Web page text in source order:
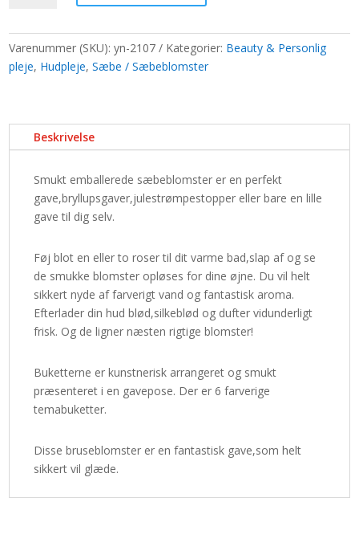
-
rød
Varenummer (SKU):yn-2107 Kategorier: Beauty & Personlig
pleje, Hudpleje,Sæbe / Sæbeblomster
Beskrivelse
Smukt emballerede sæbeblomster er en perfekt
gave,bryllupsgaver,julestrømpestopper eller bare en lille
gave til dig selv.
Føj blot en eller to roser til dit varme bad,slap af og se
de smukke blomster opløses for dine øjne. Du vil helt
sikkert nyde af farverigt vand og fantastisk aroma.
Efterlader din hud blød,silkeblød og dufter vidunderligt
frisk. Og de ligner næsten rigtige blomster!
Buketterne er kunstnerisk arrangeret og smukt
præsenteret i en gavepose. Der er 6 farverige
temabuketter.
Disse bruseblomster er en fantastisk gave,som helt
sikkert vil glæde.